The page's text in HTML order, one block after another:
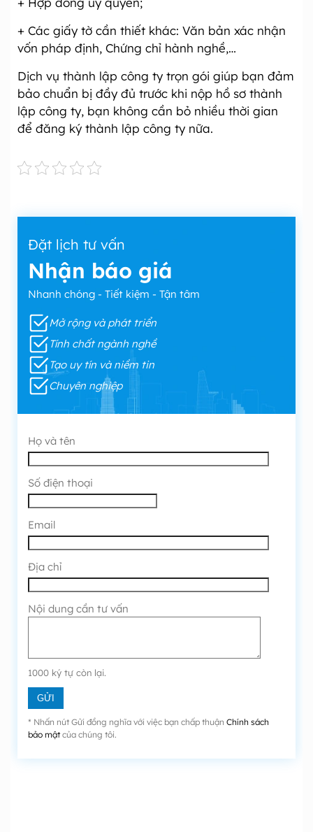
+ Các giấy tờ cần thiết khác: Văn bản xác nhận
vốn pháp định, Chứng chỉ hành nghề,…
Dịch vụ thành lập công ty trọn gói giúp bạn đảm
bảo chuẩn bị đầy đủ trước khi nộp hồ sơ thành
lập công ty, bạn không cần bỏ nhiều thời gian
để đăng ký thành lập công ty nữa.
Đặt lịch tư vấn
Nhận báo giá
Nhanh chóng - Tiết kiệm - Tận tâm
Mở rộng và phát triển
Tính chất ngành nghề
Tạo uy tín và niềm tin
Chuyên nghiệp
Họ và tên
Số điện thoại
Email
Địa chỉ
Nội dung cần tư vấn
1000 ký tự còn lại.
* Nhấn nút Gửi đồng nghĩa với việc bạn chấp thuận Chính sách
bảo mậtcủa chúng tôi.